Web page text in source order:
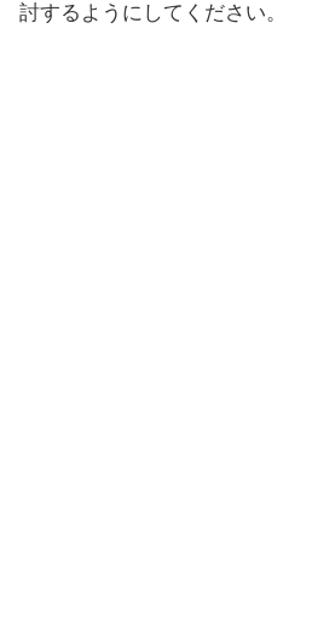
討するようにしてください。